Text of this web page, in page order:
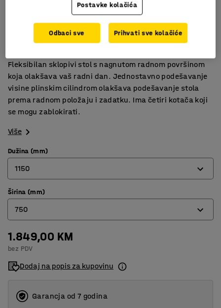
Podešavanje visine
Nagib od 0–25°
Četiri kotača s kočnicom
Fleksibilan sklopivi stol s nagnutom radnom površinom
koja olakšava vaš radni dan. Jednostavno podešavanje
visine plinskim cilindrom olakšava podešavanje stola
prema radnom položaju i zadatku. Ima četiri kotača koji
se mogu zablokirati.
Više
Dužina (mm)
1150
800
1150
Širina (mm)
750
600
750
1.849,00 KM
bez PDV
Dodaj na popis za kupovinu
Garancja od 7 godina
Postavke kolačića
Odbaci sve Prihvati sve kolačiće